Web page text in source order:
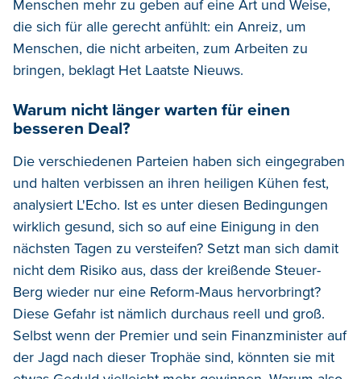
Menschen mehr zu geben auf eine Art und Weise,
die sich für alle gerecht anfühlt: ein Anreiz, um
Menschen, die nicht arbeiten, zum Arbeiten zu
bringen, beklagt Het Laatste Nieuws.
Warum nicht länger warten für einen
besseren Deal?
Die verschiedenen Parteien haben sich eingegraben
und halten verbissen an ihren heiligen Kühen fest,
analysiert L'Echo. Ist es unter diesen Bedingungen
wirklich gesund, sich so auf eine Einigung in den
nächsten Tagen zu versteifen? Setzt man sich damit
nicht dem Risiko aus, dass der kreißende Steuer-
Berg wieder nur eine Reform-Maus hervorbringt?
Diese Gefahr ist nämlich durchaus reell und groß.
Selbst wenn der Premier und sein Finanzminister auf
der Jagd nach dieser Trophäe sind, könnten sie mit